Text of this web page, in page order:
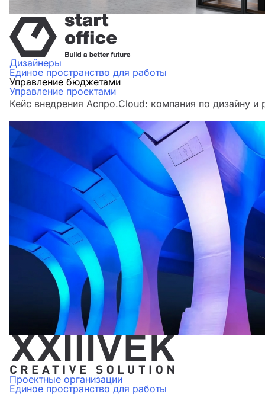
Дизайнеры
Единое пространство для работы
Управление бюджетами
Управление проектами
Кейс внедрения Аспро.Cloud: компания по дизайну
Проектные организации
Единое пространство для работы